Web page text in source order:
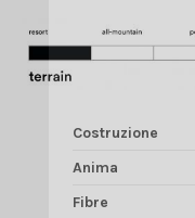
Costruzione
Anima
Fibre